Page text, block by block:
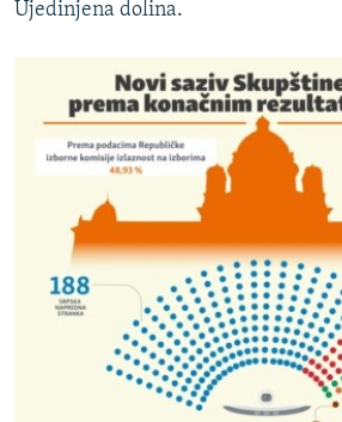
Ujedinjena dolina.